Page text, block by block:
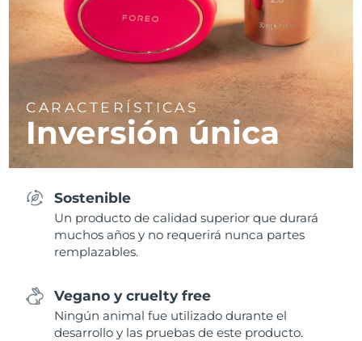
CARACTERÍSTICAS
Inversión única
Sostenible
Un producto de calidad superior que durará
muchos años y no requerirá nunca partes
remplazables.
Vegano y cruelty free
Ningún animal fue utilizado durante el
desarrollo y las pruebas de este producto.